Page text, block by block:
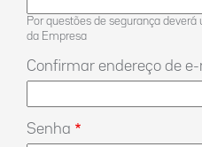
Por questões de segurança
da Empresa
Confirmar endereço de e-
Senha